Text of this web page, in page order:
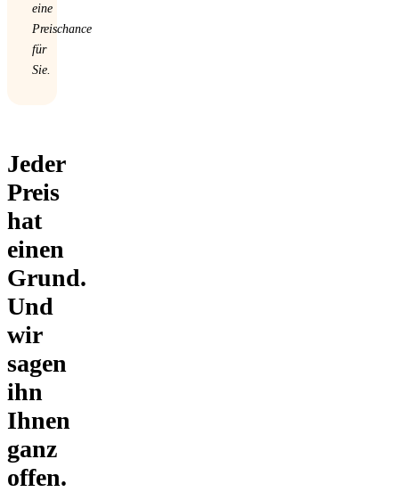
eine
Preischance
für
Sie.
Jeder
Preis
hat
einen
Grund.
Und
wir
sagen
ihn
Ihnen
ganz
offen.